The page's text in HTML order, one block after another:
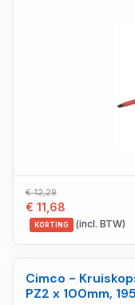
€ 12,29
€ 11,68
KORTING (incl. BTW)
Cimco -
PZ2 x 100mm,